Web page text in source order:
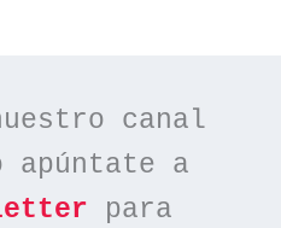
canal
apúntate a
para